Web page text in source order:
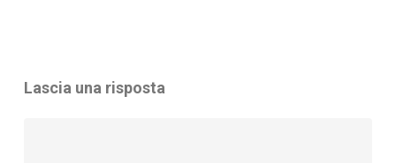
Lascia una risposta